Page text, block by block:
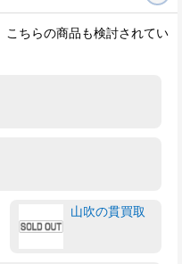
こちらの商品も検討されてい
山吹の貫買取